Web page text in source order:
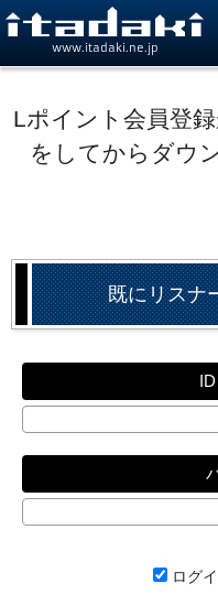
www.itadaki.ne.jp
Lポイント会員登
をしてからダウ
既にリスナ
ID
ログ